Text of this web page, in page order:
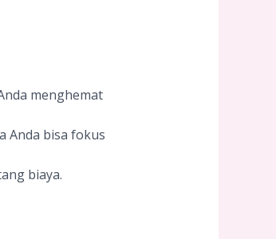
menghemat
Anda bisa fokus
biaya.